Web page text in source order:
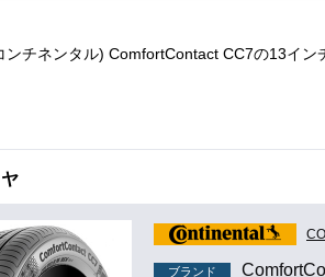
ンチネンタル) ComfortContact CC7の13イン
ブランド